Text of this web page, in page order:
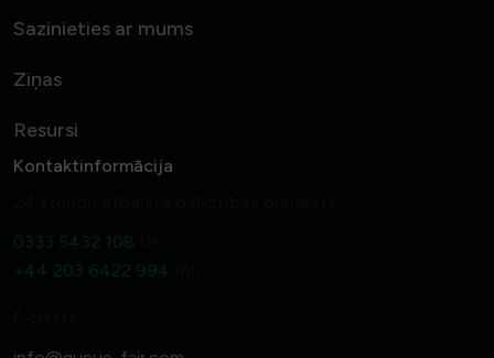
Sazinieties ar mums
Ziņas
Resursi
Kontaktinformācija
0333 5432 108
+44 203 6422 994